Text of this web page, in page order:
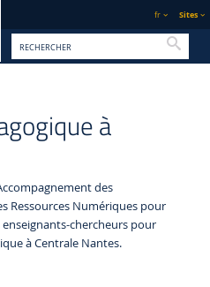
fr Sites
à
des
Ressources Numériques pour
chercheurs pour
à Centrale Nantes.